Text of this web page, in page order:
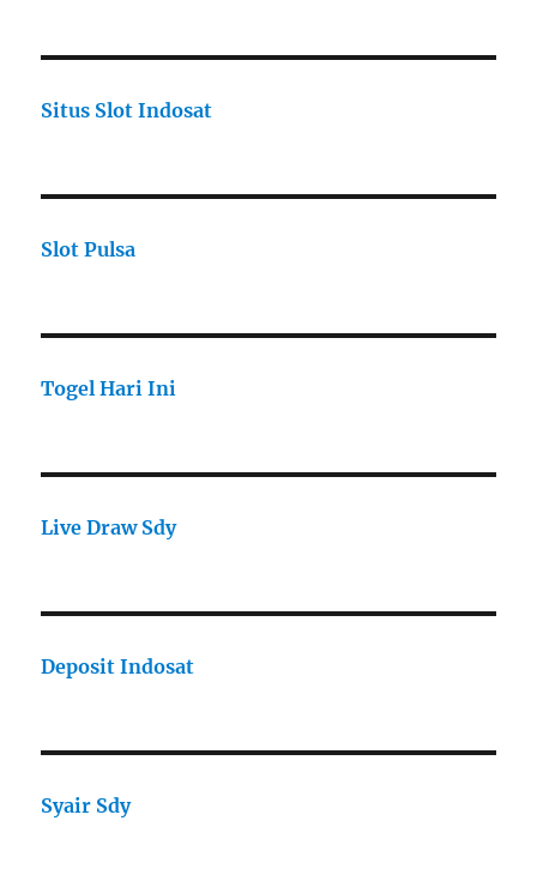
Situs Slot Indosat
Slot Pulsa
Togel Hari Ini
Live Draw Sdy
Deposit Indosat
Syair Sdy